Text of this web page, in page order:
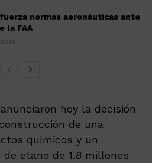
normas aeronáuticas ante
la FAA
hoy la decisión
de una
químicos y un
etano de 1.8 millones